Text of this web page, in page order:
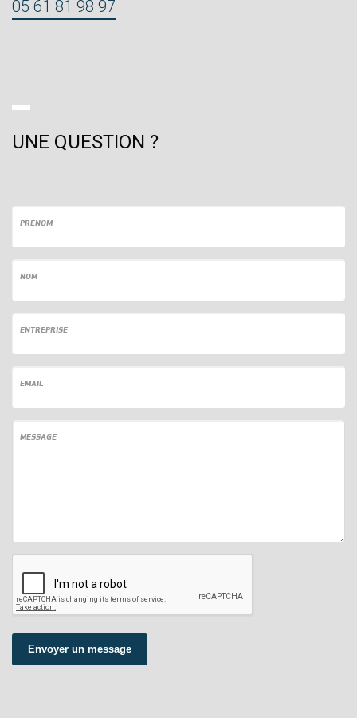
05 61 81 98 97
UNE QUESTION ?
PRÉNOM
NOM
ENTREPRISE
EMAIL
MESSAGE
Envoyer un message